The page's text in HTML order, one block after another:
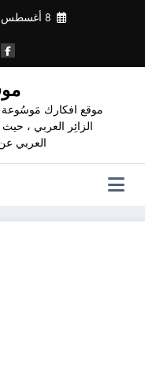
8 أغسطس، 2026
موقع افكارك مَوسُوعة
الزائِر العربي ،
العربي